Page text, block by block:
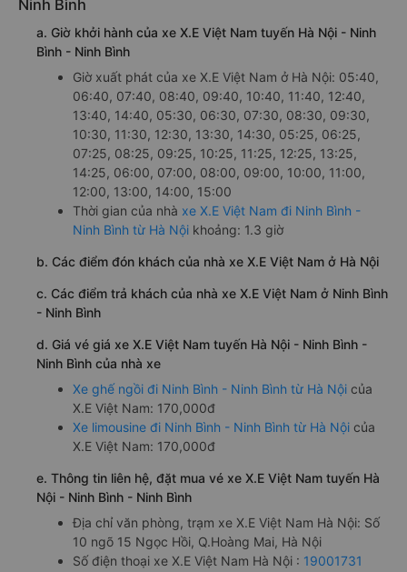
Ninh Bình
a. Giờ khởi hành của xe X.E Việt Nam tuyến Hà Nội - Ninh
Bình - Ninh Bình
Giờ xuất phát của xe X.E Việt Nam ở Hà Nội: 05:40,
06:40, 07:40, 08:40, 09:40, 10:40, 11:40, 12:40,
13:40, 14:40, 05:30, 06:30, 07:30, 08:30, 09:30,
10:30, 11:30, 12:30, 13:30, 14:30, 05:25, 06:25,
07:25, 08:25, 09:25, 10:25, 11:25, 12:25, 13:25,
14:25, 06:00, 07:00, 08:00, 09:00, 10:00, 11:00,
12:00, 13:00, 14:00, 15:00
Thời gian của nhà xe X.E Việt Nam đi Ninh Bình -
Ninh Bình từ Hà Nội khoảng: 1.3 giờ
b. Các điểm đón khách của nhà xe X.E Việt Nam ở Hà Nội
c. Các điểm trả khách của nhà xe X.E Việt Nam ở Ninh Bình
- Ninh Bình
d. Giá vé giá xe X.E Việt Nam tuyến Hà Nội - Ninh Bình -
Ninh Bình của nhà xe
Xe ghế ngồi đi Ninh Bình - Ninh Bình từ Hà Nội của
X.E Việt Nam: 170,000đ
Xe limousine đi Ninh Bình - Ninh Bình từ Hà Nội của
X.E Việt Nam: 170,000đ
e. Thông tin liên hệ, đặt mua vé xe X.E Việt Nam tuyến Hà
Nội - Ninh Bình - Ninh Bình
Địa chỉ văn phòng, trạm xe X.E Việt Nam Hà Nội: Số
10 ngõ 15 Ngọc Hồi, Q.Hoàng Mai, Hà Nội
Số điện thoại xe X.E Việt Nam Hà Nội : 19001731